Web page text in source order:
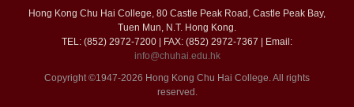
Hong Kong Chu Hai College, 80 Castle Peak Road, Castle Peak Bay,
Tuen Mun, N.T. Hong Kong.
TEL: (852) 2972-7200 | FAX: (852) 2972-7367 | Email:
info@chuhai.edu.hk
Copyright ©1947-2026 Hong Kong Chu Hai College. All rights
reserved.